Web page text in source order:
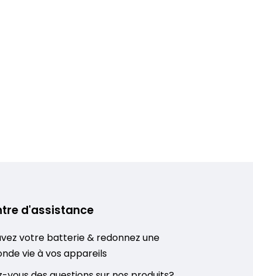
d'assistance
votre batterie & redonnez une
vie à vos appareils